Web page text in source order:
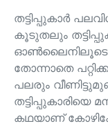
തട്ടിപ്പുകാർ
കൂടുതലും
തോന്നാതെ
പലരും
തട്ടിപ്പുകാരിയെ
കഥയാണ്